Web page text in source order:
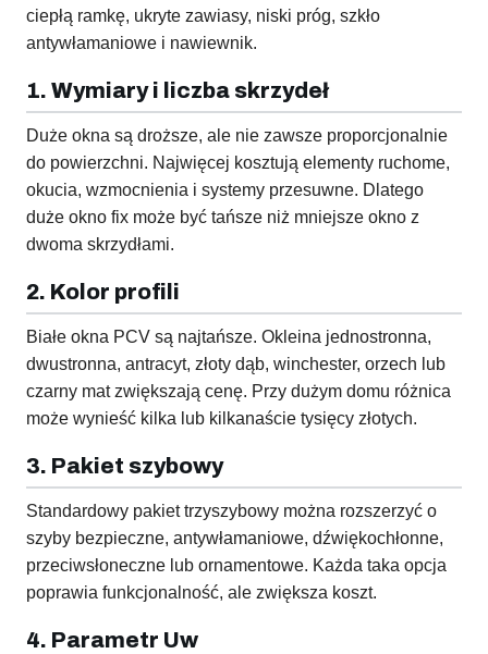
ciepłą ramkę, ukryte zawiasy, niski próg, szkło
antywłamaniowe i nawiewnik.
1. Wymiary i liczba skrzydeł
Duże okna są droższe, ale nie zawsze proporcjonalnie
do powierzchni. Najwięcej kosztują elementy ruchome,
okucia, wzmocnienia i systemy przesuwne. Dlatego
duże okno fix może być tańsze niż mniejsze okno z
dwoma skrzydłami.
2. Kolor profili
Białe okna PCV są najtańsze. Okleina jednostronna,
dwustronna, antracyt, złoty dąb, winchester, orzech lub
czarny mat zwiększają cenę. Przy dużym domu różnica
może wynieść kilka lub kilkanaście tysięcy złotych.
3. Pakiet szybowy
Standardowy pakiet trzyszybowy można rozszerzyć o
szyby bezpieczne, antywłamaniowe, dźwiękochłonne,
przeciwsłoneczne lub ornamentowe. Każda taka opcja
poprawia funkcjonalność, ale zwiększa koszt.
4. Parametr Uw